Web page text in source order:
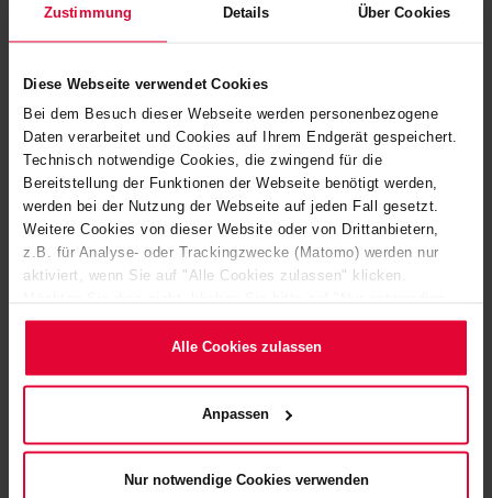
Zustimmung Details Über Cookies
Diese Webseite verwendet Cookies
Bei dem Besuch dieser Webseite werden personenbezogene
Daten verarbeitet und Cookies auf Ihrem Endgerät gespeichert.
Technisch notwendige Cookies, die zwingend für die
Bereitstellung der Funktionen der Webseite benötigt werden,
werden bei der Nutzung der Webseite auf jeden Fall gesetzt.
Weitere Cookies von dieser Website oder von Drittanbietern,
z.B. für Analyse- oder Trackingzwecke (Matomo) werden nur
aktiviert, wenn Sie auf "Alle Cookies zulassen" klicken.
Cookies verwenden". Mehr dazu (einschließlich der Möglichkeit,
die Einwilligungserklärung zu ändern oder zu widerrufen)
Website) bzw. derDatenschutzerklärung.
Alle Cookies zulassen
Anpassen
Nur notwendige Cookies verwenden
ENTDECKEN SIE HIER EINE
AUSWAHL UNSERER
PRODUKTE
SPEZIELL AUF IHREN ANWENDUNGSBEDARF